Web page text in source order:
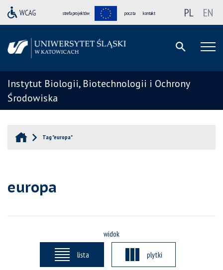
strefa projektów poczta kontakt PL EN
Instytut Biologii, Biotechnologii i Ochrony
Środowiska
Tag "europa"
europa
widok
lista plytki